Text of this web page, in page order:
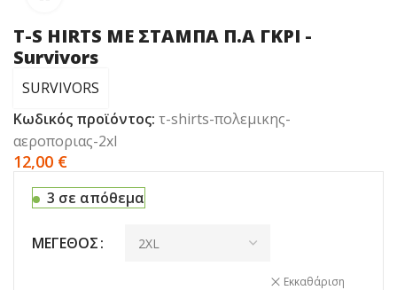
Τ-S HIRTS ME ΣΤΑΜΠΑ Π.Α ΓΚΡΙ -
Survivors
SURVIVORS
Κωδικός προϊόντος: τ-shirts-πολεμικης-
αεροποριας-2xl
12,00 €
3 σε απόθεμα
ΜΈΓΕΘΟΣ
Εκκαθάριση